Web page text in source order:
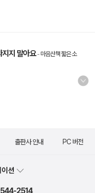
지 말아요- 마음산책 짧은 소
출판사 안내 PC 버전
션
2514